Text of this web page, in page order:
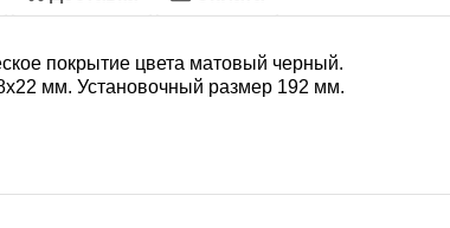
покрытие цвета матовый черный.
мм. Установочный размер 192 мм.